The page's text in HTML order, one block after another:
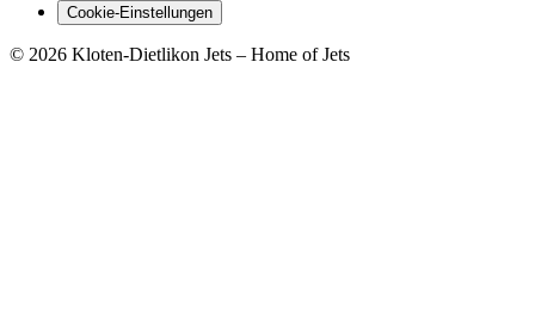
Cookie-Einstellungen
© 2026 Kloten-Dietlikon Jets – Home of Jets